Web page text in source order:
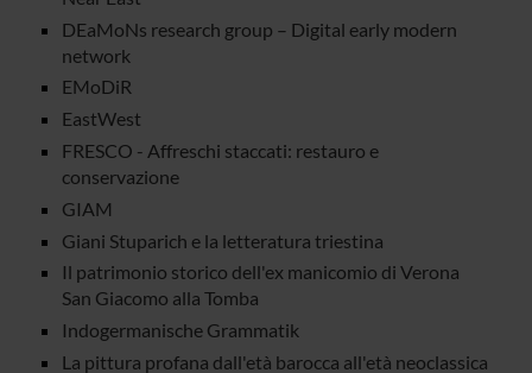
DEaMoNs research group – Digital early modern
network
EMoDiR
EastWest
FRESCO - Affreschi staccati: restauro e
conservazione
GIAM
Giani Stuparich e la letteratura triestina
Il patrimonio storico dell'ex manicomio di Verona
San Giacomo alla Tomba
Indogermanische Grammatik
La pittura profana dall'età barocca all'età neoclassica